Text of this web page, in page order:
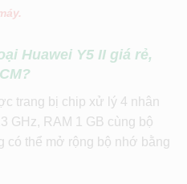
Huawei Y5 II giá rẻ,
trang bị chip xử lý 4 nhân
GHz, RAM 1 GB cùng bộ
có thể mở rộng bộ nhớ bằng